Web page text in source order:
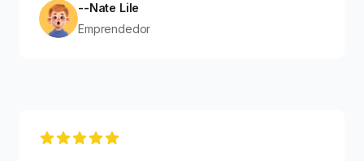
--Nate Lile
Emprendedor
5 out of 5 stars